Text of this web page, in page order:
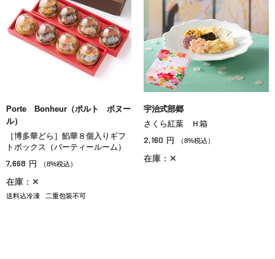
Porte Bonheur（ポルト ボヌー
ル）
［博多華どら］餡華８個入りギフ
トボックス（パーティールーム）
7,668 円 （8%税込）
在庫：✕
送料込冷凍 二重包装不可
宇治式部郷
さくら紅葉 Ｈ箱
2,160 円 （8%税込）
在庫：✕